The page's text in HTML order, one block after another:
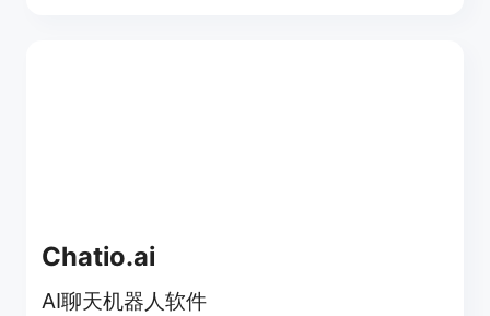
Chatio.ai
AI聊天机器人软件